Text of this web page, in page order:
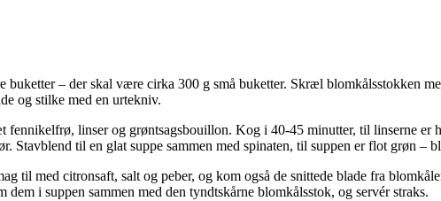
buketter – der skal være cirka 300 g små buketter. Skræl blomkålsstokken
og stilke med en urtekniv.
linser og grøntsagsbouillon. Kog i 40-45 minutter, til linserne er
Stavblend til en glat suppe sammen med spinaten, til suppen er flot grøn –
til med citronsaft, salt og peber, og kom også de snittede blade fra
i suppen sammen med den tyndtskårne blomkålsstok, og servér straks.